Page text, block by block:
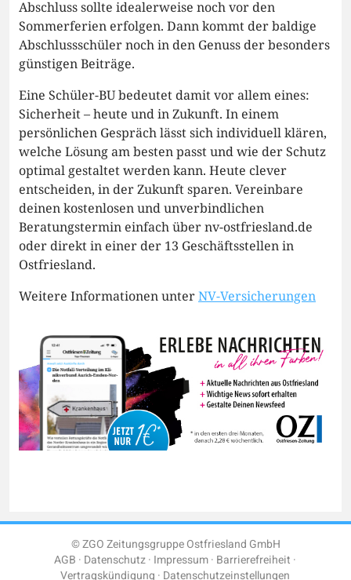
Abschluss sollte idealerweise noch vor den
Sommerferien erfolgen. Dann kommt der baldige
Abschlussschüler noch in den Genuss der besonders
günstigen Beiträge.
Eine Schüler-BU bedeutet damit vor allem eines:
Sicherheit – heute und in Zukunft. In einem
persönlichen Gespräch lässt sich individuell klären,
welche Lösung am besten passt und wie der Schutz
optimal gestaltet werden kann. Heute clever
entscheiden, in der Zukunft sparen. Vereinbare
deinen kostenlosen und unverbindlichen
Beratungstermin einfach über nv-ostfriesland.de
oder direkt in einer der 13 Geschäftsstellen in
Ostfriesland.
Weitere Informationen unterNV-Versicherungen
© ZGO Zeitungsgruppe Ostfriesland GmbH
AGB Datenschutz Impressum Barrierefreiheit
Vertragskündigung Datenschutzeinstellungen